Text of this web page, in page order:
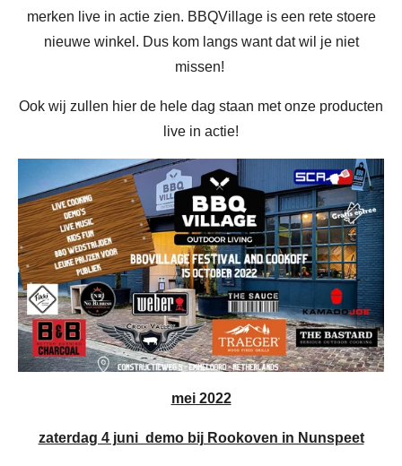
merken live in actie zien. BBQVillage is een rete stoere
nieuwe winkel. Dus kom langs want dat wil je niet
missen!
Ook wij zullen hier de hele dag staan met onze producten
live in actie!
mei 2022
zaterdag 4 juni demo bij Rookoven in Nunspeet